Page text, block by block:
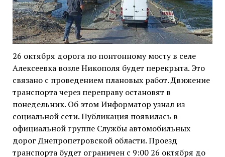
26 октября дорога по понтонному мосту в селе
Алексеевка возле Никополя будет перекрыта. Это
связано с проведением плановых работ. Движение
транспорта через переправу остановят в
понедельник. Об этом Информатор узнал из
социальной сети. Публикация появилась в
официальной группе Службы автомобильных
дорог Днепропетровской области. Проезд
транспорта будет ограничен с 9:00 26 октября до